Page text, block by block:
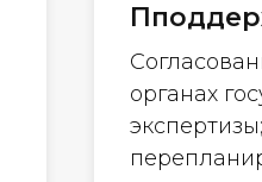
органах